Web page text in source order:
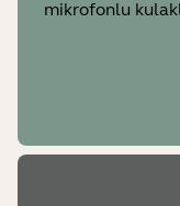
mikrofonlu